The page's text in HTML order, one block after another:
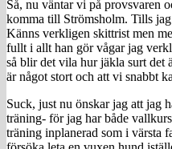
Så, nu väntar vi på provsvaren
komma till Strömsholm. Tills
Känns verkligen skittrist men
fullt i allt han gör vågar jag
så blir det vila hur jäkla surt det
är något stort och att vi snabbt
Suck, just nu önskar jag att jag
träning- för jag har både
träning inplanerad som i värsta